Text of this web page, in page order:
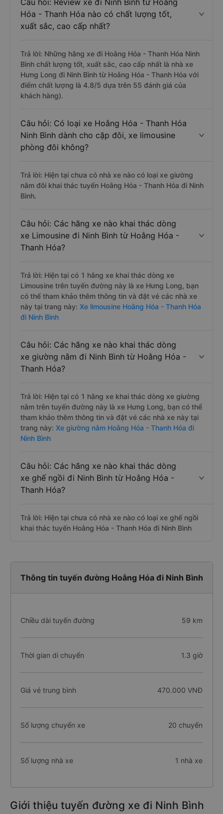
Câu hỏi: Review xe đi Ninh Bình từ Hoằng
Hóa - Thanh Hóa nào có chất lượng tốt,
xuất sắc, cao cấp nhất?
Trả lời: Những hãng xe đi Hoằng Hóa - Thanh Hóa Ninh
Bình chất lượng tốt, xuất sắc, cao cấp nhất là nhà xe
Hưng Long đi Ninh Bình từ Hoằng Hóa - Thanh Hóa với
điểm chất lượng là 4.8/5 dựa trên 55 đánh giá của
khách hàng).
Câu hỏi: Có loại xe Hoằng Hóa - Thanh Hóa
Ninh Bình dành cho cặp đôi, xe limousine
phòng đôi không?
Trả lời: Hiện tại chưa có nhà xe nào có loại xe giường
nằm đôi khai thác tuyến Hoằng Hóa - Thanh Hóa đi Ninh
Bình.
Câu hỏi: Các hãng xe nào khai thác dòng
xe Limousine đi Ninh Bình từ Hoằng Hóa -
Thanh Hóa?
Trả lời: Hiện tại có 1 hãng xe khai thác dòng xe
Limousine trên tuyến đường này là xe Hưng Long, bạn
có thể tham khảo thêm thông tin và đặt vé các nhà xe
này tại trang này: Xe limousine Hoằng Hóa - Thanh Hóa
đi Ninh Bình
Câu hỏi: Các hãng xe nào khai thác dòng
xe giường nằm đi Ninh Bình từ Hoằng Hóa -
Thanh Hóa?
Trả lời: Hiện tại có 1 hãng xe khai thác dòng xe giường
nằm trên tuyến đường này là xe Hưng Long, bạn có thể
tham khảo thêm thông tin và đặt vé các nhà xe này tại
trang này: Xe giường nằm Hoằng Hóa - Thanh Hóa đi
Ninh Bình
Câu hỏi: Các hãng xe nào khai thác dòng
xe ghế ngồi đi Ninh Bình từ Hoằng Hóa -
Thanh Hóa?
Trả lời: Hiện tại chưa có nhà xe nào có loại xe ghế ngồi
khai thác tuyến Hoằng Hóa - Thanh Hóa đi Ninh Bình
Thông tin tuyến đường Hoằng Hóa đi Ninh Bình
Chiều dài tuyến đường 59 km
Thời gian di chuyển 1.3 giờ
Giá vé trung bình 470.000 VNĐ
Số lượng chuyến xe 20 chuyến
Số lượng nhà xe 1 nhà xe
Giới thiệu tuyến đường xe đi Ninh Bình